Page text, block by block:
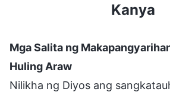
Kanya
Mga Salita ng
Huling Araw
Nilikha ng Diyos ang